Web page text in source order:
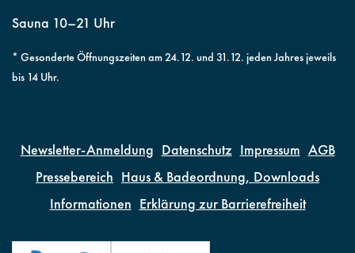
Newsletter-Anmeldung Datenschutz Impressum AGB
Pressebereich Haus & Badeordnung, Downloads
Informationen Erklärung zur Barrierefreiheit
Sauna 10–21 Uhr
* Gesonderte Öffnungszeiten am 24.12. und 31.12. jeden Jahres jeweils
bis 14 Uhr.